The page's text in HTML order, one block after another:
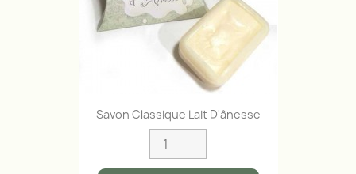
Savon Classique Lait D'ânesse